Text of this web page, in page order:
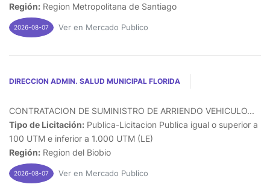
Región: Region Metropolitana de Santiago
2026-08-07 Ver en Mercado Publico
DIRECCION ADMIN. SALUD MUNICIPAL FLORIDA
CONTRATACION DE SUMINISTRO DE ARRIENDO VEHICULO...
Tipo de Licitación: Publica-Licitacion Publica igual o superior a
100 UTM e inferior a 1.000 UTM (LE)
Región: Region del Biobio
2026-08-07 Ver en Mercado Publico